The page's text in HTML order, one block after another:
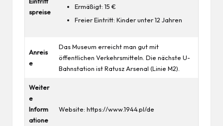
spreise
Ermäßigt: 15 €
Freier Eintritt: Kinderunter 12 Jahren
Anreis
e
Das Museum erreicht man gut mit
öffentlichen Verkehrsmitteln. Die nächste U-
Bahnstation ist Ratusz Arsenal (Linie M2).
Weiter
e
Inform
atione
Website: https://www.1944.pl/de